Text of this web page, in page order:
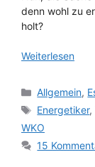
denn wohl zu
holt?
Weiterlesen
Kategorien
Allgemein,
Energetiker,
WKO
15